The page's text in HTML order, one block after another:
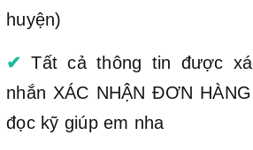
huyện)
✔ Tất cả thông tin được
nhắn XÁC NHẬN ĐƠN
đọc kỹ giúp em nha